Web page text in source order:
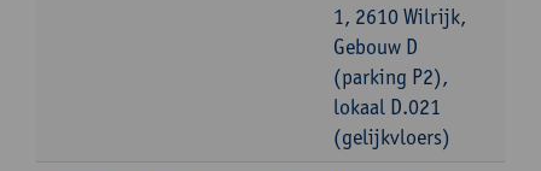
1, 2610 Wilrijk,
Gebouw D
(parking P2),
lokaal D.021
(gelijkvloers)